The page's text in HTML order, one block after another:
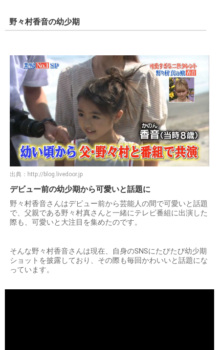
野々村香音の幼少期
出典： http://blog.livedoor.jp
デビュー前の幼少期から可愛いと話題に
野々村香音さんはデビュー前から芸能人の間で可愛いと話題
で、父親である野々村真さんと一緒にテレビ番組に出演した
際も、可愛いと大注目を集めたのです。
そんな野々村香音さんは現在、自身のSNSにたびたび幼少期
ショットを披露しており、その際も毎回かわいいと話題にな
っています。